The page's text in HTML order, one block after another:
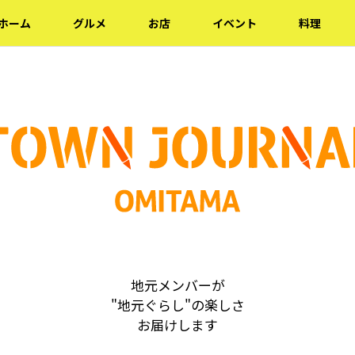
ーム グルメ お店 イベント 料理
地元メンバーが
"地元ぐらし"の楽しさ
お届けします